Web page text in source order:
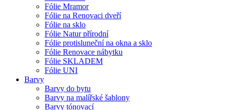
Fólie Mramor
Fólie na Renovaci dveří
Fólie na sklo
Fólie Natur přírodní
Fólie protisluneční na okna a sklo
Fólie Renovace nábytku
Fólie SKLADEM
Fólie UNI
Barvy
Barvy do bytu
Barvy na malířské šablony
Barvy tónovací